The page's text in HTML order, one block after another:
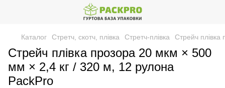
Каталог Стретч, скотч, плівка Стретч-плівка Стрейч
Стрейч плівка прозора 20 мкм × 500
мм × 2,4 кг / 320 м, 12 рулона
PackPro